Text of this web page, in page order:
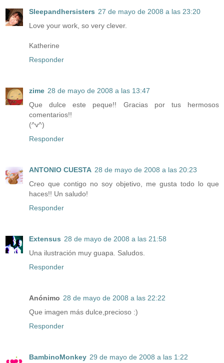
Sleepandhersisters 27 de mayo de 2008 a las 23:20
Love your work, so very clever.
Katherine
Responder
zime 28 de mayo de 2008 a las 13:47
Que dulce este peque!! Gracias por tus hermosos
comentarios!!
(^v^)
Responder
ANTONIO CUESTA 28 de mayo de 2008 a las 20:23
Creo que contigo no soy objetivo, me gusta todo lo que
haces!! Un saludo!
Responder
Extensus 28 de mayo de 2008 a las 21:58
Una ilustración muy guapa. Saludos.
Responder
Anónimo 28 de mayo de 2008 a las 22:22
Que imagen más dulce,precioso :)
Responder
BambinoMonkey 29 de mayo de 2008 a las 1:22